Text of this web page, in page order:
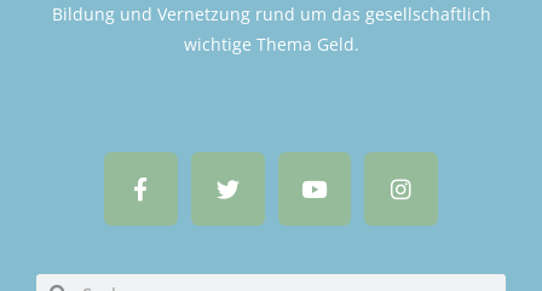
Bildung und Vernetzung rund um das gesellschaftlich
wichtige Thema Geld.